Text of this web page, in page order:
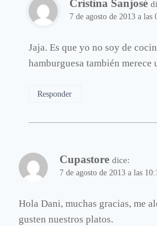
Cristina Sanjosé
7 de agosto de 2013 a las
Jaja. Es que yo no soy de
hamburguesa también merece
Responder
Cupastore dice:
7 de agosto de 2013 a las
Hola Dani, muchas gracias, me
gusten nuestros platos.